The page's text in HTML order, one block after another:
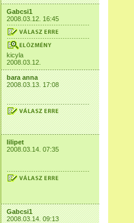
Gabcsi1
2008.03.12. 16:45
kicyla
2008.03.12.
bara anna
2008.03.13. 17:08
lilipet
2008.03.14. 07:35
Gabcsi1
2008.03.14. 09:13